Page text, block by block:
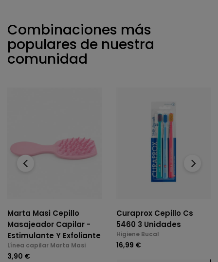
Combinaciones más
populares de nuestra
comunidad
Marta Masi Cepillo
Masajeador Capilar -
Estimulante Y Exfoliante
Línea capilar Marta Masi
3,90 €
Curaprox Cepillo Cs
5460 3 Unidades
Higiene Bucal
16,99 €
‹ ›